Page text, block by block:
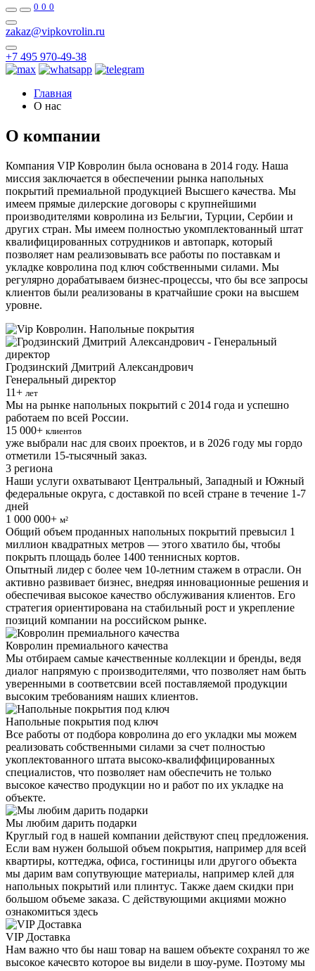
0 0 0
zakaz@vipkovrolin.ru
+7 495 970-49-38
Главная
О нас
О компании
Компания VIP Ковролин была основана в 2014 году. Наша
миссия заключается в обеспечении рынка напольных
покрытий премиальной продукцией Высшего качества. Мы
имеем прямые дилерские договоры с крупнейшими
производителями ковролина из Бельгии, Турции, Сербии и
других стран. Мы имеем полностью укомплектованный штат
квалифицированных сотрудников и автопарк, который
позволяет нам реализовывать все работы по поставкам и
укладке ковролина под ключ собственными силами. Мы
регулярно дорабатываем бизнес-процессы, что бы все запросы
клиентов были реализованы в кратчайшие сроки на высшем
уровне.
Гродзинский Дмитрий Александрович
Генеральный директор
11+ лет
Мы на рынке напольных покрытий с 2014 года и успешно
работаем по всей России.
15 000+ клиентов
уже выбрали нас для своих проектов, и в 2026 году мы гордо
отметили 15-тысячный заказ.
3 региона
Наши услуги охватывают Центральный, Западный и Южный
федеральные округа, с доставкой по всей стране в течение 1-7
дней
1 000 000+ м²
Общий объем проданных напольных покрытий превысил 1
миллион квадратных метров — этого хватило бы, чтобы
покрыть площадь более 1400 теннисных кортов.
Опытный лидер с более чем 10-летним стажем в отрасли. Он
активно развивает бизнес, внедряя инновационные решения и
обеспечивая высокое качество обслуживания клиентов. Его
стратегия ориентирована на стабильный рост и укрепление
позиций компании на российском рынке.
Ковролин премиального качества
Мы отбираем самые качественные коллекции и бренды, ведя
диалог напрямую с производителями, что позволяет нам быть
уверенными в соответсвии всей поставляемой продукции
высоким требованиям наших клиентов.
Напольные покрытия под ключ
Все работы от подбора ковролина до его укладки мы можем
реализовать собственными силами за счет полностью
укоплектованного штата высоко-квалиффицированных
специалистов, что позволяет нам обеспечить не только
высокое качество продукции но и работ по их укладке на
объекте.
Мы любим дарить подарки
Круглый год в нашей компании действуют спец предложения.
Если вам нужен большой объем покрытия, например для всей
квартиры, коттеджа, офиса, гостиницы или другого объекта
мы дарим вам сопутвующие материалы, например клей для
напольных покрытий или плинтус. Также даем скидки при
большом объеме заказа. С действующими акциями можно
ознакомиться здесь
VIP Доставка
Нам важно что бы наш товар на вашем объекте сохранял то же
высокое качесвто которое вы видели в шоу-руме. Поэтому мы